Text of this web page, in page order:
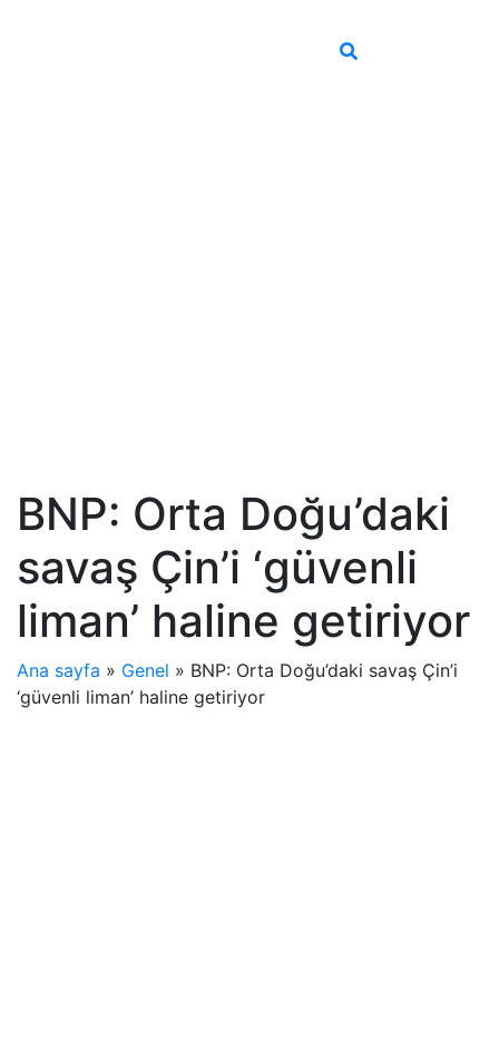
BNP: Orta Doğu’daki
savaş Çin’i ‘güvenli
liman’ haline getiriyor
Ana sayfa » Genel » BNP: Orta Doğu’daki savaş Çin’i
‘güvenli liman’ haline getiriyor